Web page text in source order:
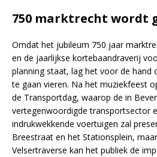
750 marktrecht wordt
Omdat het jubileum 750 jaar
en de jaarlijkse kortebaandraverij
planning staat, lag het voor de hand
te gaan vieren. Na het muziekfeest
de Transportdag, waarop de in
vertegenwoordigde transportsector
indrukwekkende voertuigen zal
Breestraat en het Stationsplein,
Velsertraverse kan het publiek de